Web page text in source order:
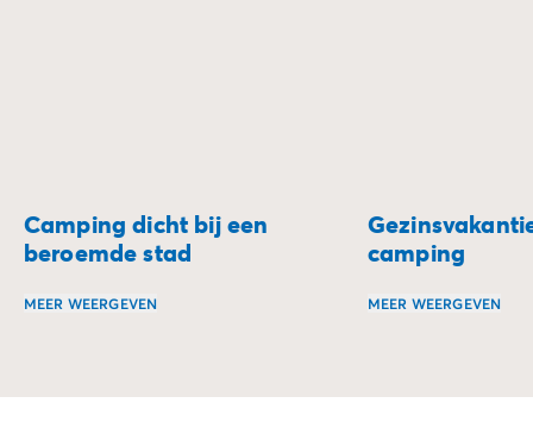
Camping dicht bij een
beroemde stad
MEER WEERGEVEN
camping
MEER WEERGEVEN